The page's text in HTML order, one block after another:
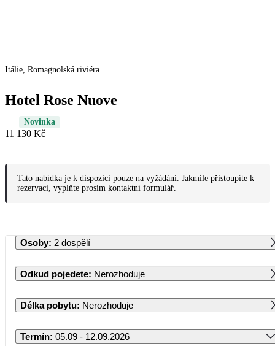
Itálie, Romagnolská riviéra
Hotel Rose Nuove
Novinka
11 130 Kč
Tato nabídka je k dispozici pouze na vyžádání. Jakmile přistoupíte k
rezervaci, vyplňte prosím kontaktní formulář.
Osoby: 2 dospělí
Odkud pojedete: Nerozhoduje
Délka pobytu: Nerozhoduje
Termín: 05.09 - 12.09.2026